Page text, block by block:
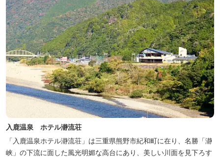
入鹿温泉 ホテル瀞流荘
「入鹿温泉ホテル瀞流荘」は三重県熊野市紀和町に在り、名勝「瀞
峡」の下流に面した風光明媚な高台にあり、美しい川面を見下ろす